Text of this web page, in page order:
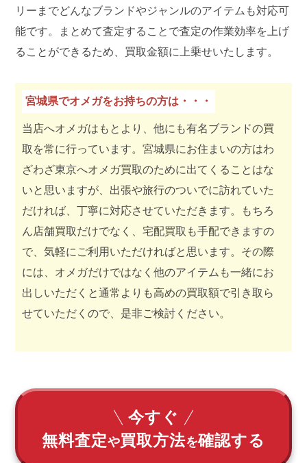
リーまでどんなブランドやジャンルのアイテムも対応可
能です。まとめて査定することで査定の作業効率を上げ
ることができるため、買取金額に上乗せいたします。
宮城県でオメガをお持ちの方は・・・
当店へオメガはもとより、他にも有名ブランドの買
取を常に行っています。宮城県にお住まいの方はわ
ざわざ東京へオメガ買取のために出てくることはな
いと思いますが、出張や旅行のついでに訪れていた
だければ、丁寧に対応させていただきます。もちろ
ん店舗買取だけでなく、宅配買取も手配できますの
で、気軽にご利用いただければと思います。その際
には、オメガだけではなく他のアイテムも一緒にお
出しいただくと通常よりも高めの買取額で引き取ら
せていただくので、是非ご検討ください。
今すぐ
無料査定や買取方法を確認する